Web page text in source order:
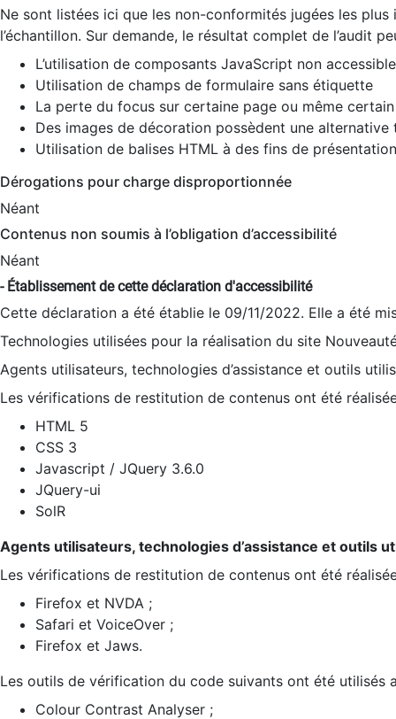
Ne sont listées ici que les non-conformités jugées les
l’échantillon. Sur demande, le résultat complet de l’audit
L’utilisation de composants JavaScript non
Utilisation de champs de formulaire sans étiquette
La perte du focus sur certaine page ou même
Des images de décoration possèdent une alternative
Utilisation de balises HTML à des fins de
Dérogations pour charge disproportionnée
Néant
Contenus non soumis à l’obligation d’accessibilité
Néant
- Établissement de cette déclaration d'accessibilité
Cette déclaration a été établie le 09/11/2022. Elle a été
Technologies utilisées pour la réalisation du site
Agents utilisateurs, technologies d’assistance et outils
Les vérifications de restitution de contenus ont été
HTML 5
CSS 3
Javascript / JQuery 3.6.0
JQuery-ui
SolR
Agents utilisateurs, technologies d’assistance et outils
Les vérifications de restitution de contenus ont été
Firefox et NVDA ;
Safari et VoiceOver ;
Firefox et Jaws.
Les outils de vérification du code suivants ont été utilisés
Colour Contrast Analyser ;